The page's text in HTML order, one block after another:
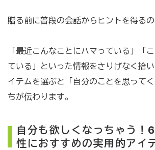
贈る前に普段の会話からヒントを得るの
「最近こんなことにハマっている」「
ている」といった情報をさりげなく拾
イテムを選ぶと「自分のことを思って
ちが伝わります。
自分も欲しくなっちゃう！
性におすすめの実用的アイ